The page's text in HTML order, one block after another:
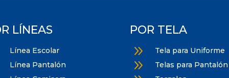
LÍNEAS
Línea Escolar
Línea Pantalón
POR TELA
9 Tela para Uniforme
9 Telas para Pantalón